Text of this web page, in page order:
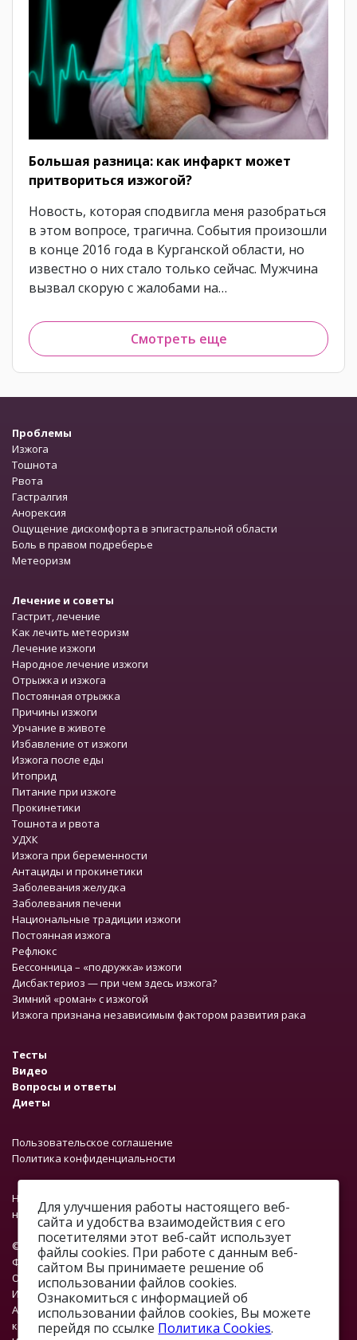
Большая разница: как инфаркт может
притвориться изжогой?
Новость, которая сподвигла меня разобраться
в этом вопросе, трагична. События произошли
в конце 2016 года в Курганской области, но
известно о них стало только сейчас. Мужчина
вызвал скорую с жалобами на…
Смотреть еще
Проблемы
Изжога
Тошнота
Рвота
Гастралгия
Анорексия
Ощущение дискомфорта в эпигастральной области
Боль в правом подреберье
Метеоризм
Лечение и советы
Гастрит, лечение
Как лечить метеоризм
Лечение изжоги
Народное лечение изжоги
Отрыжка и изжога
Постоянная отрыжка
Причины изжоги
Урчание в животе
Избавление от изжоги
Изжога после еды
Итоприд
Питание при изжоге
Прокинетики
Тошнота и рвота
УДХК
Изжога при беременности
Антациды и прокинетики
Заболевания желудка
Заболевания печени
Национальные традиции изжоги
Постоянная изжога
Рефлюкс
Бессонница – «подружка» изжоги
Дисбактериоз — при чем здесь изжога?
Зимний «роман» с изжогой
Изжога признана независимым фактором развития рака
Тесты
Видео
Вопросы и ответы
Диеты
Пользовательское соглашение
Политика конфиденциальности
На сайте работает система проверки ошибок. Обнаружив
неточность в тексте, выделите ее и нажмите Ctrl + Enter.
© 2012—2026.
ФОНД «ПРОФМЕДФОРУМ»
ОГРН: 1067746374376
ИНН: 7701648890
Адрес: г. Москва, ул. Профсоюзная, д. 93А, этаж 4, помещение 1,
комната 32.
Для улучшения работы настоящего веб-
сайта и удобства взаимодействия с его
посетителями этот веб-сайт использует
файлы cookies. При работе с данным веб-
сайтом Вы принимаете решение об
использовании файлов cookies.
Ознакомиться с информацией об
использовании файлов cookies, Вы можете
перейдя по ссылке Политика Cookies.